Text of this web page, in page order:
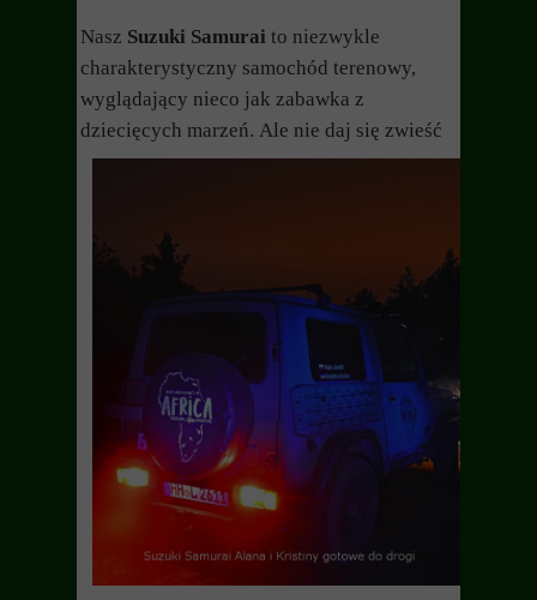
Nasz Suzuki Samurai to niezwykle
charakterystyczny samochód terenowy,
wyglądający nieco jak zabawka z
dziecięcych marzeń. Ale nie daj się zwieść